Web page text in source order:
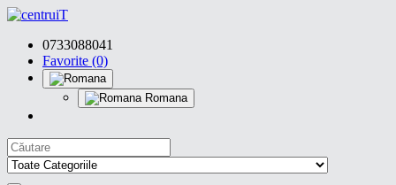
0733088041
Favorite (0)
Romana